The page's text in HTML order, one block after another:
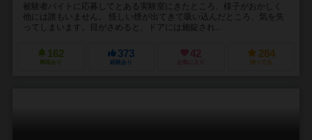
被験者バイトに応募してとある実験室にきたところ、様子がおかしく
他には誰もいません。 怪しい煙が出てきて吸い込んだところ、気を失
ってしまいます。目がさめると、ドアには施錠され...
162
興味あり
373
経験あり
42
お気に入り
284
持ってる